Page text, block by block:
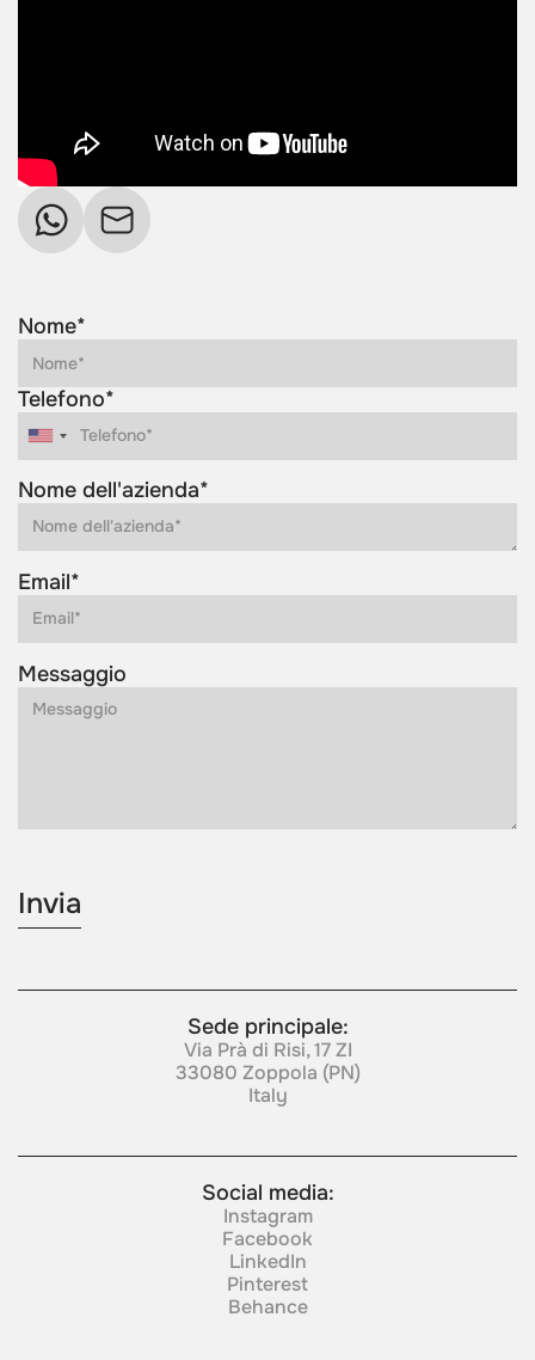
Nome*
Telefono*
Nome dell'azienda*
Email*
Messaggio
Sede principale:
Via Prà di Risi, 17 ZI
33080 Zoppola (PN)
Italy
Social media:
Instagram
Facebook
LinkedIn
Pinterest
Behance